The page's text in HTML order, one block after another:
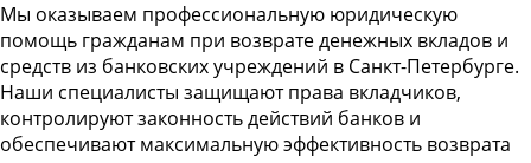
Мы оказываем профессиональную юридическую
помощь гражданам при возврате денежных вкладов и
средств из банковских учреждений в Санкт-Петербурге.
Наши специалисты защищают права вкладчиков,
контролируют законность действий банков и
обеспечивают максимальную эффективность возврата